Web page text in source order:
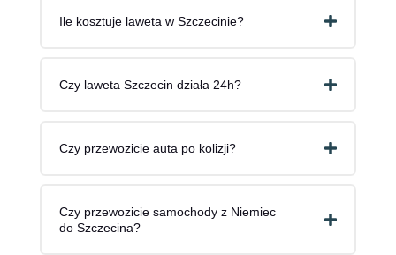
Ile kosztuje laweta w Szczecinie?
Czy laweta Szczecin działa 24h?
Czy przewozicie auta po kolizji?
Czy przewozicie samochody z Niemiec
do Szczecina?